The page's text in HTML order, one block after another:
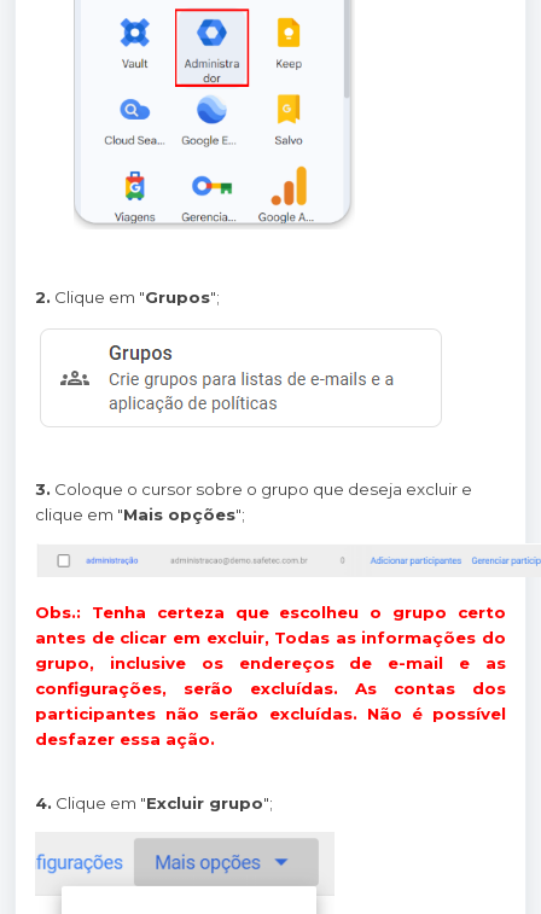
2. Clique em "Grupos";
3. Coloque o cursor sobre o grupo que deseja excluir e
clique em "Mais opções";
Obs.: Tenha certeza que escolheu o grupo certo
antes de clicar em excluir, Todas as informações do
grupo, inclusive os endereços de e-mail e as
configurações, serão excluídas. As contas dos
participantes não serão excluídas. Não é possível
desfazer essa ação.
4. Clique em "Excluir grupo";